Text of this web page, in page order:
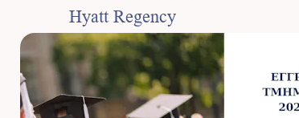
Hyatt Regency
ING Group
Interlink AELDE
Ionia ABEE